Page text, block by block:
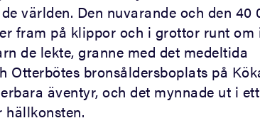
världen. Den nuvarande och den 40
fram på klippor och i grottor runt om
de lekte, granne med det medeltida
Otterbötes bronsåldersboplats på
äventyr, och det mynnade ut i
hällkonsten.